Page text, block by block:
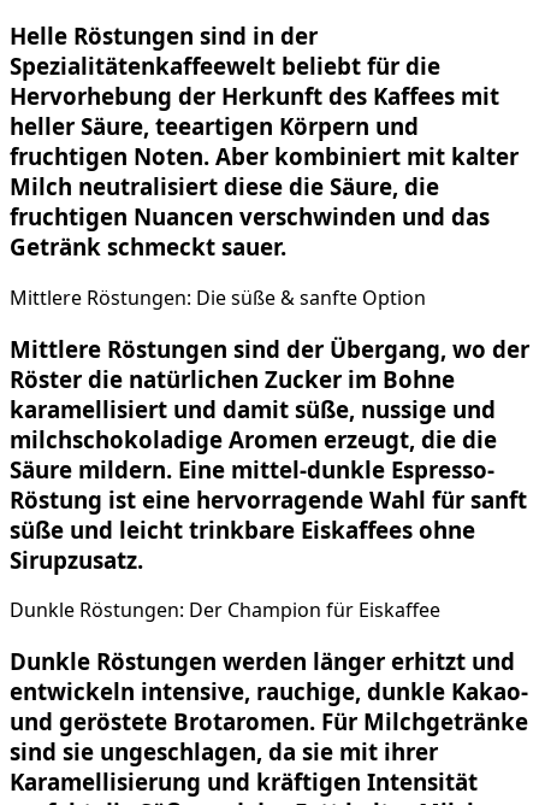
Helle Röstungen sind in der
Spezialitätenkaffeewelt beliebt für die
Hervorhebung der Herkunft des Kaffees mit
heller Säure, teeartigen Körpern und
fruchtigen Noten. Aber kombiniert mit kalter
Milch neutralisiert diese die Säure, die
fruchtigen Nuancen verschwinden und das
Getränk schmeckt sauer.
Mittlere Röstungen: Die süße & sanfte Option
Mittlere Röstungen sind der Übergang, wo der
Röster die natürlichen Zucker im Bohne
karamellisiert und damit süße, nussige und
milchschokoladige Aromen erzeugt, die die
Säure mildern. Eine mittel-dunkle Espresso-
Röstung ist eine hervorragende Wahl für sanft
süße und leicht trinkbare Eiskaffees ohne
Sirupzusatz.
Dunkle Röstungen: Der Champion für Eiskaffee
Dunkle Röstungen werden länger erhitzt und
entwickeln intensive, rauchige, dunkle Kakao-
und geröstete Brotaromen. Für Milchgetränke
sind sie ungeschlagen, da sie mit ihrer
Karamellisierung und kräftigen Intensität